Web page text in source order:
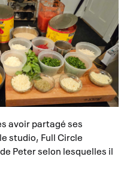
avoir partagé ses
studio, Full Circle
Peter selon lesquelles il